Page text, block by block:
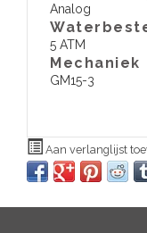
Analog
5 ATM
​Mechaniek
GM15-3
Aan verlanglijst